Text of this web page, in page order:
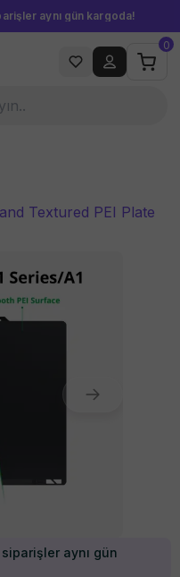
aynı gün kargoda!
0
Textured PEI Plate
aynı gün